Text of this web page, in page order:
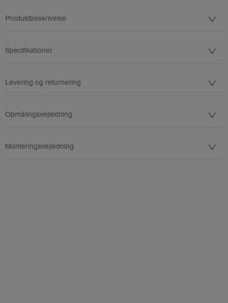
Produktbeskrivelse
Specifikationer
Levering og returnering
Opmålingsvejledning
Monteringsvejledning